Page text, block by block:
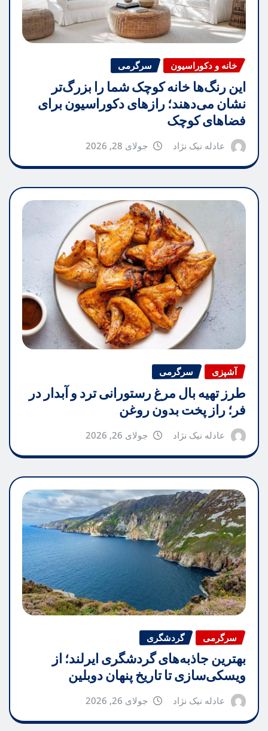
خانه و دکوراسیون سرگرمی
این رنگ‌ها خانه کوچک شما را بزرگ‌تر
نشان می‌دهند؛ رازهای دکوراسیون برای
فضاهای کوچک
عادله نیک نژاد جولای 28, 2026
آشپزی سرگرمی
طرز تهیه بال مرغ رستورانی ترد و آبدار در
فر؛ راز پخت بدون روغن
عادله نیک نژاد جولای 26, 2026
سرگرمی گردشگری
بهترین جاذبه‌های گردشگری ایرلند؛ از
ویسکی‌سازی تا تاریخ پنهان دوبلین
عادله نیک نژاد جولای 26, 2026